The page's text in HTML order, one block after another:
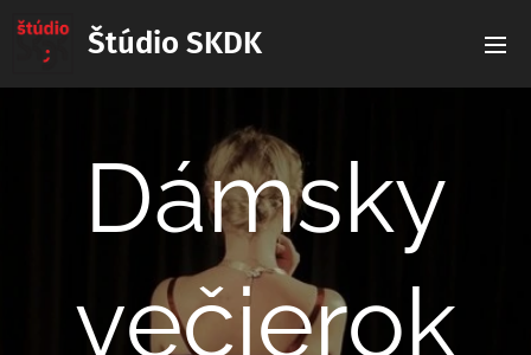
Štúdio SKDK
Dámsky
večierok